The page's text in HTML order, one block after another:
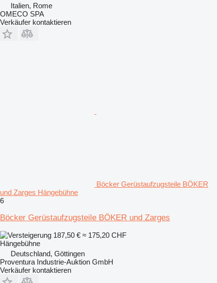
Italien, Rome
OMECO SPA
Verkäufer kontaktieren
Böcker Gerüstaufzugsteile BÖKER
und Zarges Hängebühne
6
Böcker Gerüstaufzugsteile BÖKER und Zarges
187,50 € ≈ 175,20 CHF
Hängebühne
Deutschland, Göttingen
Proventura Industrie-Auktion GmbH
Verkäufer kontaktieren